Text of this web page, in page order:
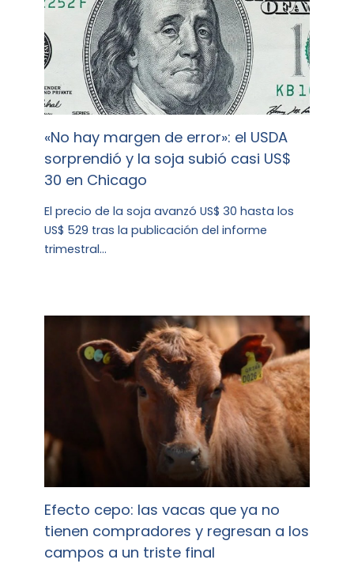
«No hay margen de error»: el USDA
sorprendió y la soja subió casi US$
30 en Chicago
El precio de la soja avanzó US$ 30 hasta los
US$ 529 tras la publicación del informe
trimestral…
Efecto cepo: las vacas que ya no
tienen compradores y regresan a los
campos a un triste final